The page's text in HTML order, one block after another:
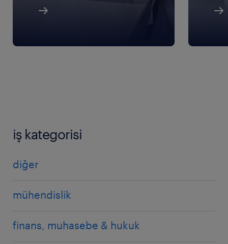
iş kategorisi
diğer
mühendislik
finans, muhasebe & hukuk